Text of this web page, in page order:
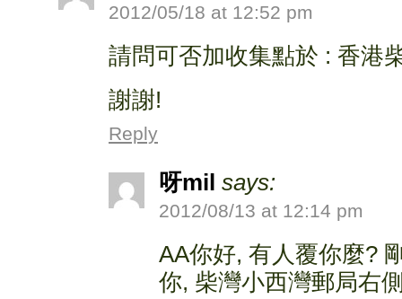
2012/05/18 at 12:52 pm
請問可否加收集點於 : 香港
謝謝!
Reply
呀mil says:
2012/08/13 at 12:14 pm
AA你好, 有人覆你麼?
你, 柴灣小西灣郵局右